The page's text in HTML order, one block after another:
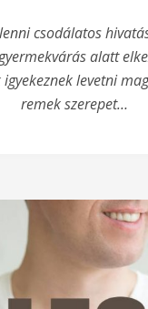
csodálatos
alatt
levetni
remek szerepet…